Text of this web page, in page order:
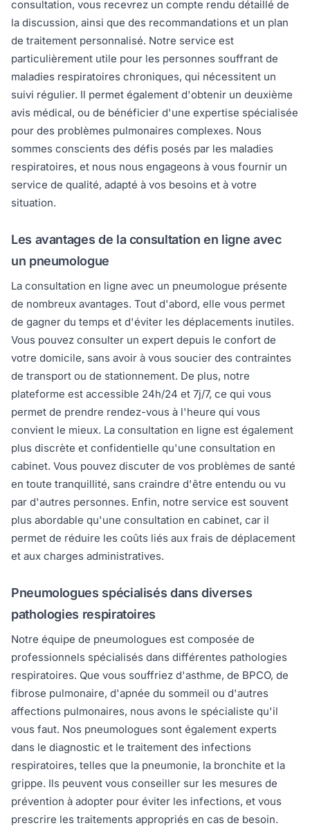
consultation, vous recevrez un compte rendu détaillé de
la discussion, ainsi que des recommandations et un plan
de traitement personnalisé. Notre service est
particulièrement utile pour les personnes souffrant de
maladies respiratoires chroniques, qui nécessitent un
suivi régulier. Il permet également d'obtenir un deuxième
avis médical, ou de bénéficier d'une expertise spécialisée
pour des problèmes pulmonaires complexes. Nous
sommes conscients des défis posés par les maladies
respiratoires, et nous nous engageons à vous fournir un
service de qualité, adapté à vos besoins et à votre
situation.
Les avantages de la consultation en ligne avec
un pneumologue
La consultation en ligne avec un pneumologue présente
de nombreux avantages. Tout d'abord, elle vous permet
de gagner du temps et d'éviter les déplacements inutiles.
Vous pouvez consulter un expert depuis le confort de
votre domicile, sans avoir à vous soucier des contraintes
de transport ou de stationnement. De plus, notre
plateforme est accessible 24h/24 et 7j/7, ce qui vous
permet de prendre rendez-vous à l'heure qui vous
convient le mieux. La consultation en ligne est également
plus discrète et confidentielle qu'une consultation en
cabinet. Vous pouvez discuter de vos problèmes de santé
en toute tranquillité, sans craindre d'être entendu ou vu
par d'autres personnes. Enfin, notre service est souvent
plus abordable qu'une consultation en cabinet, car il
permet de réduire les coûts liés aux frais de déplacement
et aux charges administratives.
Pneumologues spécialisés dans diverses
pathologies respiratoires
Notre équipe de pneumologues est composée de
professionnels spécialisés dans différentes pathologies
respiratoires. Que vous souffriez d'asthme, de BPCO, de
fibrose pulmonaire, d'apnée du sommeil ou d'autres
affections pulmonaires, nous avons le spécialiste qu'il
vous faut. Nos pneumologues sont également experts
dans le diagnostic et le traitement des infections
respiratoires, telles que la pneumonie, la bronchite et la
grippe. Ils peuvent vous conseiller sur les mesures de
prévention à adopter pour éviter les infections, et vous
prescrire les traitements appropriés en cas de besoin.